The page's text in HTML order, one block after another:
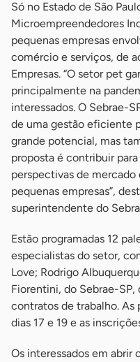
Só no Estado de São
Microempreendedores
pequenas empresas
comércio e serviços, de
Empresas. “O setor pet
principalmente na
interessados. O Sebrae-
de uma gestão eficiente
grande potencial, mas
proposta é contribuir
perspectivas de
pequenas empresas”,
superintendente do
Estão programadas 12
especialistas do setor,
Love; Rodrigo
Fiorentini, do Sebrae-
contratos de trabalho. As
dias 17 e 19 e as
Os interessados em abrir